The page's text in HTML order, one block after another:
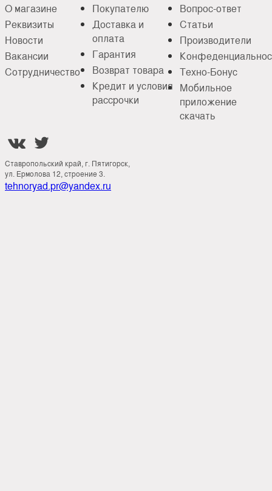
О магазине
Реквизиты
Новости
Вакансии
Сотрудничество
Покупателю
Доставка и
оплата
Гарантия
Возврат товара
Кредит и условия
рассрочки
Вопрос-ответ
Статьи
Производители
Техно-Бонус
Мобильное
приложение
скачать
 
Ставропольский край, г. Пятигорск,
ул. Ермолова 12, строение 3.
tehnoryad.pr@yandex.ru